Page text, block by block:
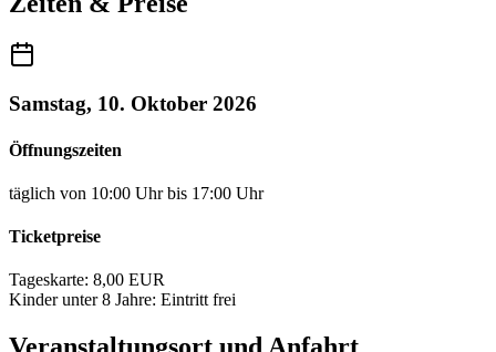
Samstag, 10. Oktober 2026
Öffnungszeiten
täglich von 10:00 Uhr bis 17:00 Uhr
Ticketpreise
Tageskarte: 8,00 EUR
Kinder unter 8 Jahre: Eintritt frei